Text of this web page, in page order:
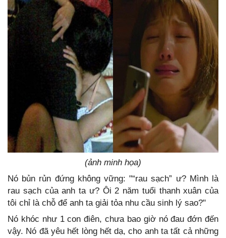
(ảnh minh họa)
Nó bủn rủn đứng không vững: "“rau sạch” ư? Mình là
rau sạch của anh ta ư? Ôi 2 năm tuổi thanh xuân của
tôi chỉ là chỗ để anh ta giải tỏa nhu cầu sinh lý sao?"
Nó khóc như 1 con điên, chưa bao giờ nó đau đớn đến
vậy. Nó đã yêu hết lòng hết dạ, cho anh ta tất cả những